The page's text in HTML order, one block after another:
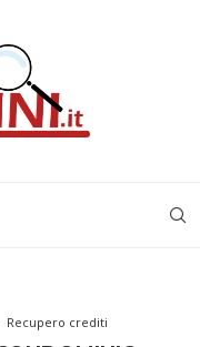
Recupero crediti